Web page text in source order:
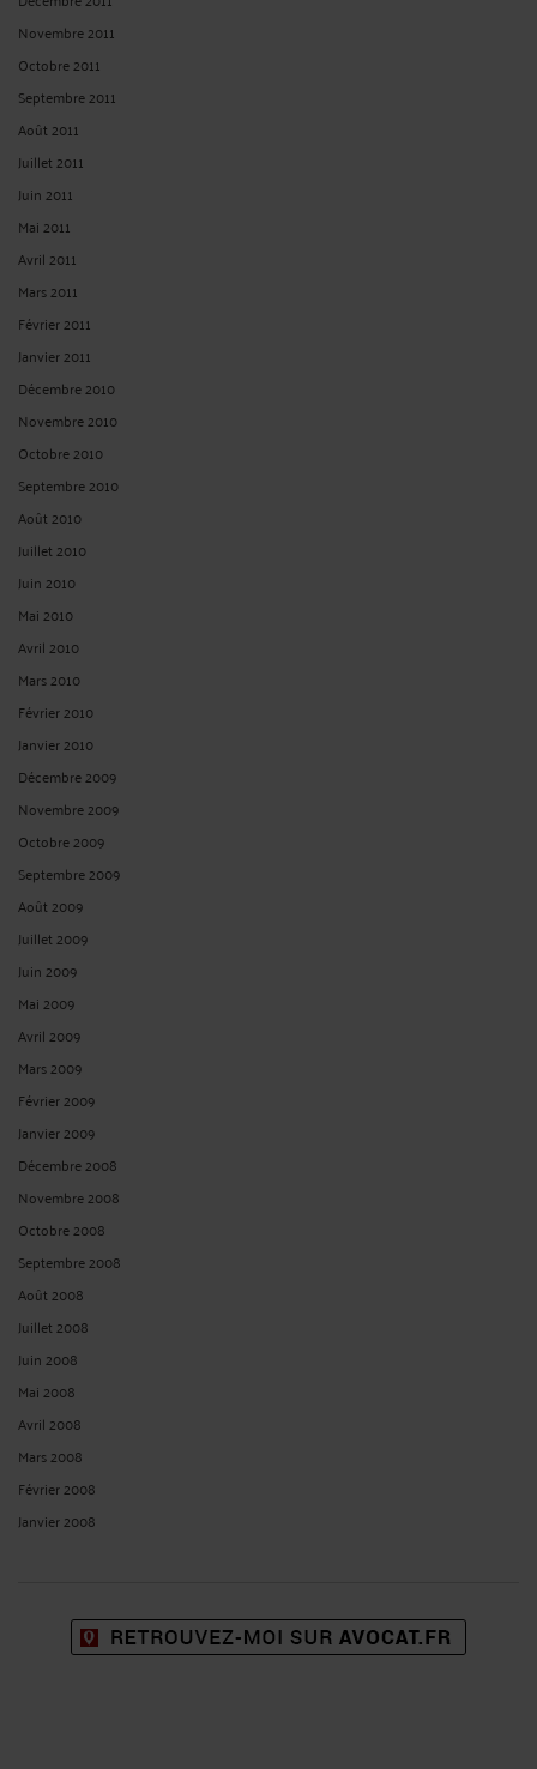
Novembre 2011
Octobre 2011
Septembre 2011
Août 2011
Juillet 2011
Juin 2011
Mai 2011
Avril 2011
Mars 2011
Février 2011
Janvier 2011
Décembre 2010
Novembre 2010
Octobre 2010
Septembre 2010
Août 2010
Juillet 2010
Juin 2010
Mai 2010
Avril 2010
Mars 2010
Février 2010
Janvier 2010
Décembre 2009
Novembre 2009
Octobre 2009
Septembre 2009
Août 2009
Juillet 2009
Juin 2009
Mai 2009
Avril 2009
Mars 2009
Février 2009
Janvier 2009
Décembre 2008
Novembre 2008
Octobre 2008
Septembre 2008
Août 2008
Juillet 2008
Juin 2008
Mai 2008
Avril 2008
Mars 2008
Février 2008
Janvier 2008